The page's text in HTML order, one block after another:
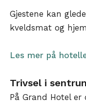
Gjestene kan
kveldsmat og
Les mer på
Trivsel i
På Grand Hotel